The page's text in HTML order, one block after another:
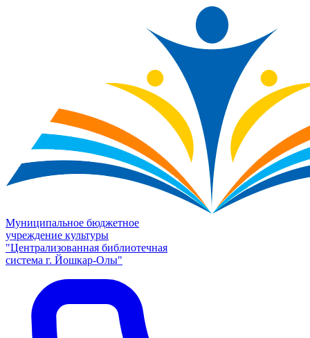
Муниципальное бюджетное
учреждение культуры
"Централизованная библиотечная
система г. Йошкар-Олы"